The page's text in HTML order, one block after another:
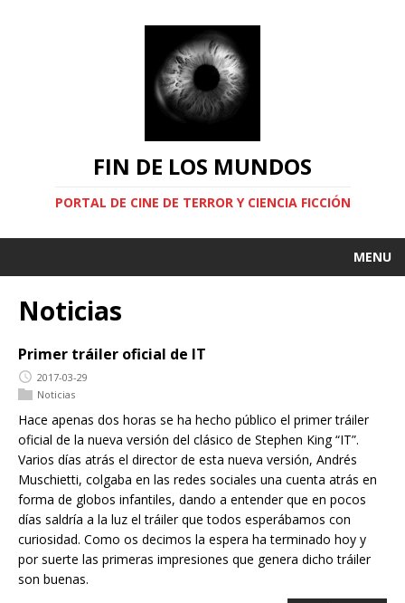
FIN DE LOS MUNDOS
PORTAL DE CINE DE TERROR Y CIENCIA FICCIÓN
MENU
Noticias
Primer tráiler oficial de IT
2017-03-29
Noticias
Hace apenas dos horas se ha hecho público el primer tráiler
oficial de la nueva versión del clásico de Stephen King “IT”.
Varios días atrás el director de esta nueva versión, Andrés
Muschietti, colgaba en las redes sociales una cuenta atrás en
forma de globos infantiles, dando a entender que en pocos
días saldría a la luz el tráiler que todos esperábamos con
curiosidad. Como os decimos la espera ha terminado hoy y
por suerte las primeras impresiones que genera dicho tráiler
son buenas.